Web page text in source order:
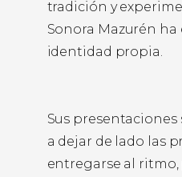
tradición y
Sonora Mazurén
identidad propia.
Sus
a dejar de lado las
entregarse al